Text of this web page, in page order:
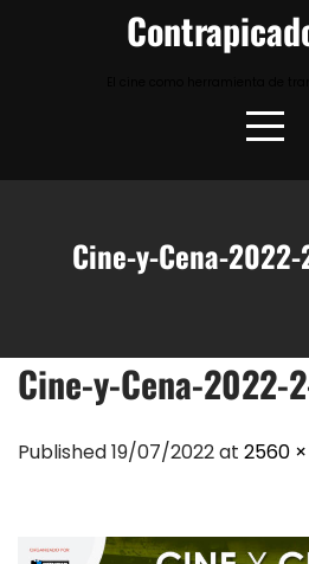
Cine-y-Cena-
Cine-y-Cena-2022-
Published 19/07/2022 at 2560 ×